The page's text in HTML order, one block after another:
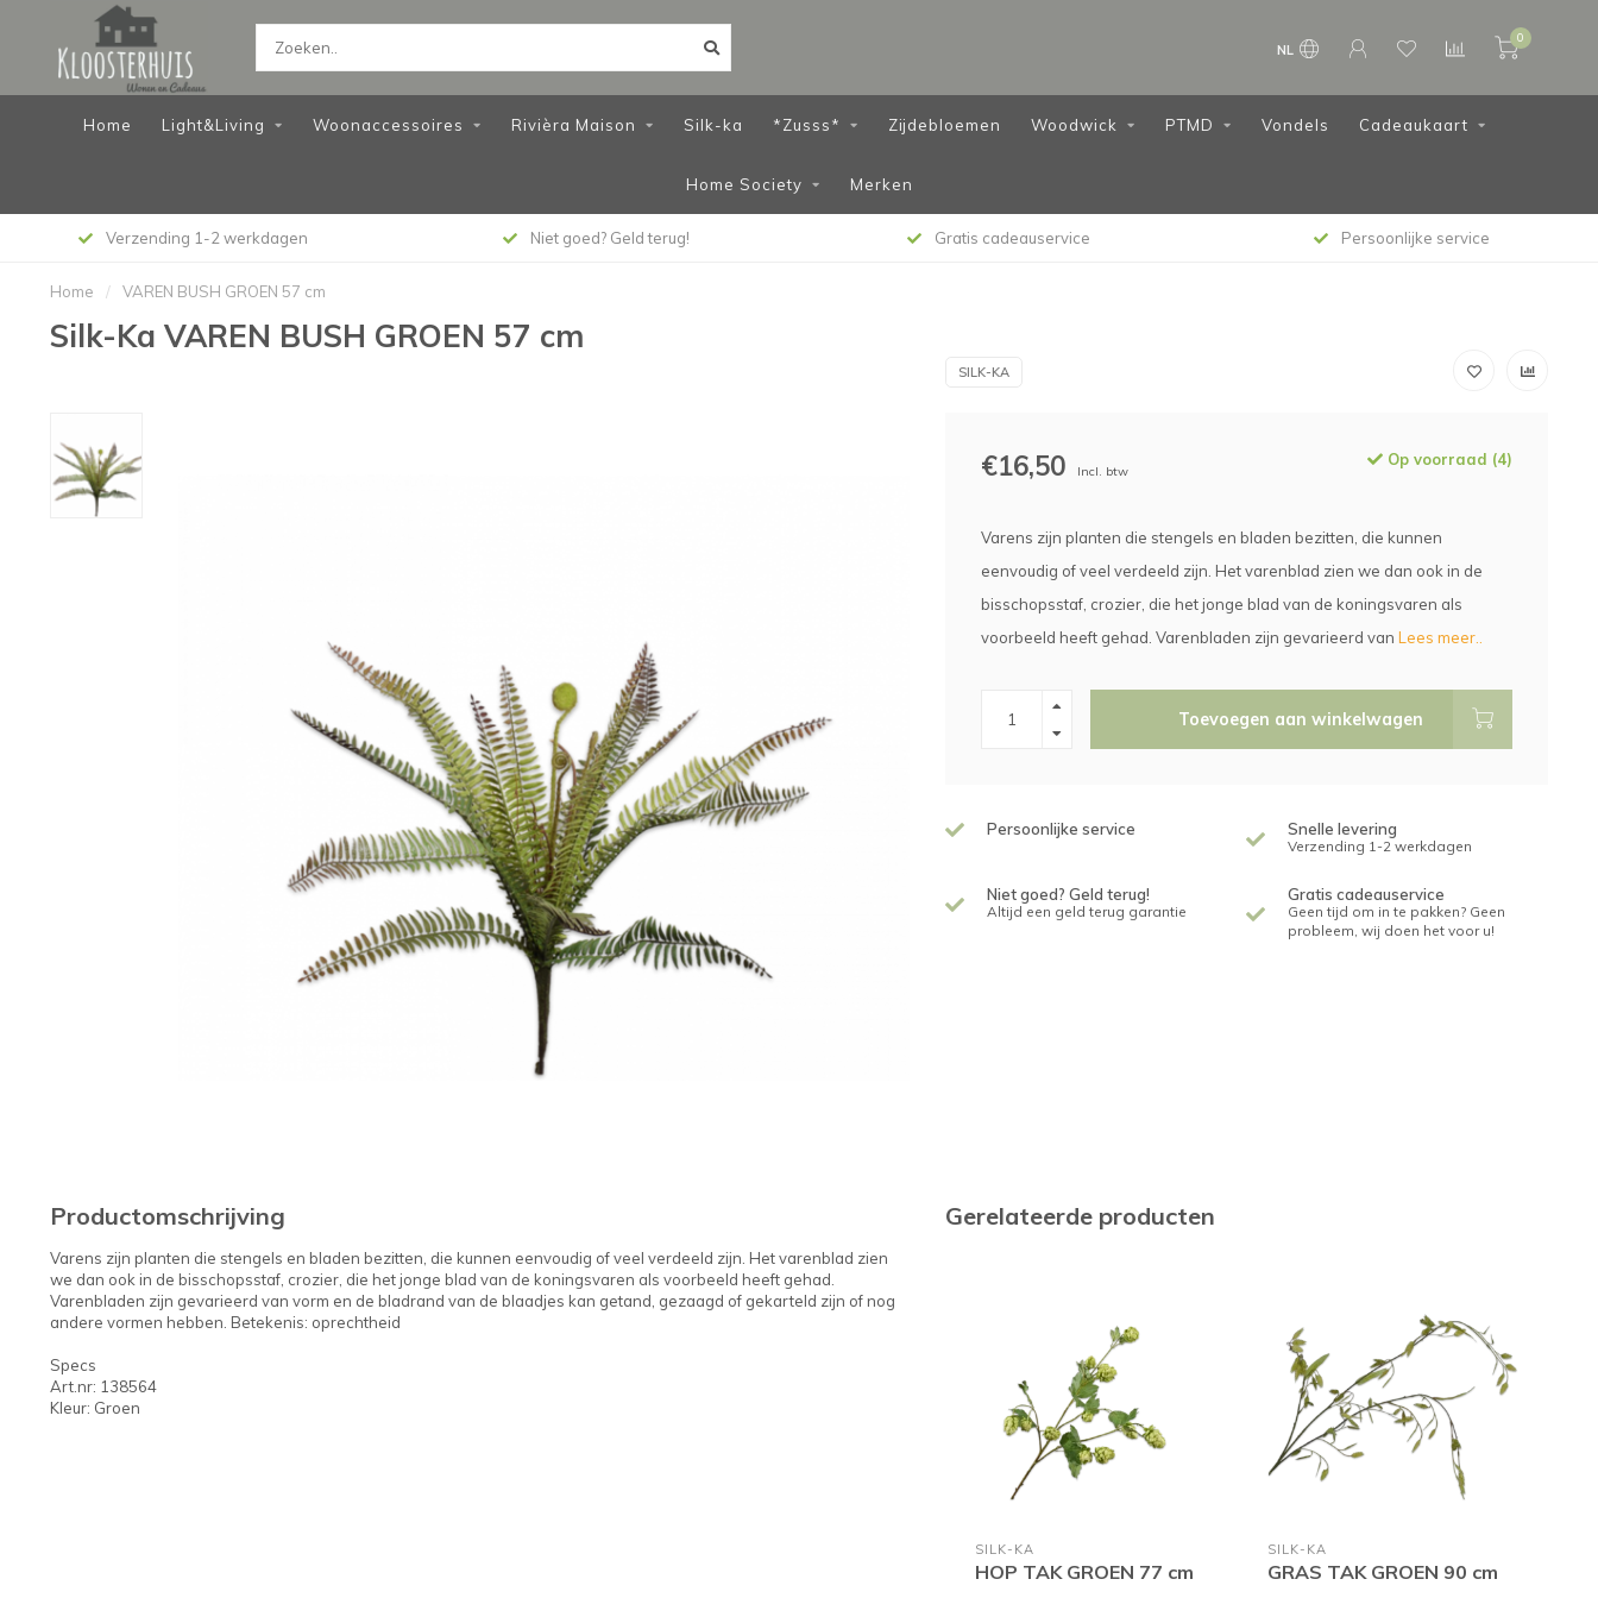
NL
0
Home Light&Living Woonaccessoires Rivièra Maison Silk-ka *Zusss* Zijdebloemen Woodwick PTMD Vondels Cadeaukaart
Home Society Merken
Niet goed? Geld terug! Gratis cadeauservice Persoonlijke service Verzending 1-2 werkdagen
Home / VAREN BUSH GROEN 57 cm
Silk-Ka VAREN BUSH GROEN 57 cm
SILK-KA
€16,50 Incl. btw
Op voorraad (4)
Varens zijn planten die stengels en bladen bezitten, die kunnen
eenvoudig of veel verdeeld zijn. Het varenblad zien we dan ook in de
bisschopsstaf, crozier, die het jonge blad van de koningsvaren als
voorbeeld heeft gehad. Varenbladen zijn gevarieerd van Lees meer..
Toevoegen aan winkelwagen
Persoonlijke service Snelle levering
Verzending 1-2 werkdagen
Niet goed? Geld terug!
Altijd een geld terug garantie
Gratis cadeauservice
Geen tijd om in te pakken? Geen
probleem, wij doen het voor u!
Productomschrijving
Varens zijn planten die stengels en bladen bezitten, die kunnen eenvoudig of veel verdeeld zijn. Het varenblad zien
we dan ook in de bisschopsstaf, crozier, die het jonge blad van de koningsvaren als voorbeeld heeft gehad.
Varenbladen zijn gevarieerd van vorm en de bladrand van de blaadjes kan getand, gezaagd of gekarteld zijn of nog
andere vormen hebben. Betekenis: oprechtheid
Specs
Art.nr: 138564
Kleur: Groen
Gerelateerde producten
SILK-KA
HOP TAK GROEN 77 cm
SILK-KA
GRAS TAK GROEN 90 cm